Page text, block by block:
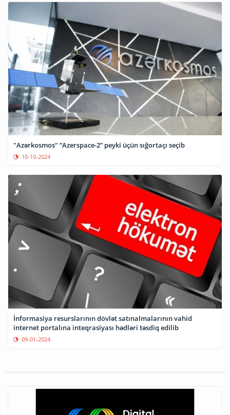
"Azərkosmos" “Azerspace-2” peyki üçün sığortaçı seçib
10-10-2024
İnformasiya resurslarının dövlət satınalmalarının vahid
internet portalına inteqrasiyası hədləri təsdiq edilib
09-01-2024